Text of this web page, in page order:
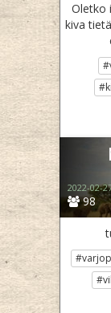
Oletko
kiva
98
2022-02-